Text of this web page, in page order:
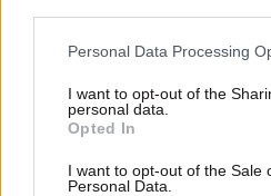
Please note that this website/
not limited to your visit or usage
grant or deny consent to Google
use your data for below
consent section.
Personal Data Processing
I want to opt-out of the
personal data.
Opted In
I want to opt-out of the Sale
Personal Data.